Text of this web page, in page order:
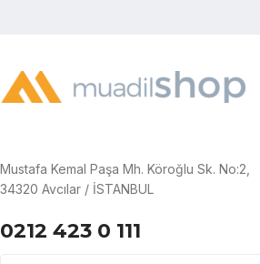
Mustafa Kemal Paşa Mh. Köroğlu Sk. No:2,
34320 Avcılar / İSTANBUL
0212 423 0 111